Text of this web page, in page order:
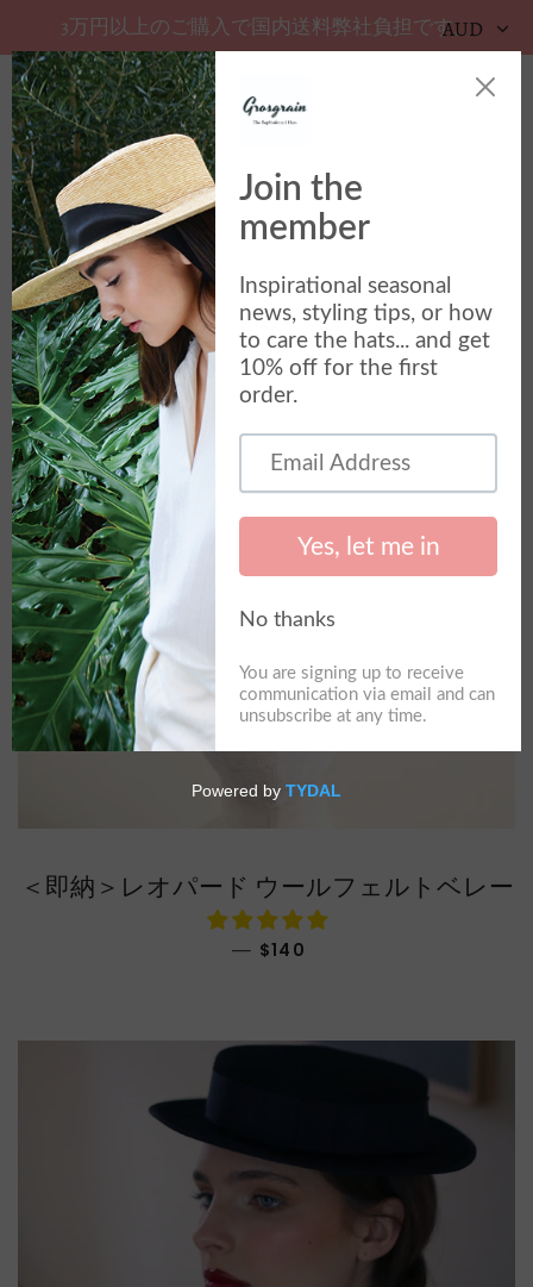
3万円以上のご購入で国内送料弊社負担です。
サイトメニュー
AUD
秋/冬
グログランの秋冬コレクション
並び替え
＜即納＞レオパード ウールフェルトベレー
— 通常価格
$140